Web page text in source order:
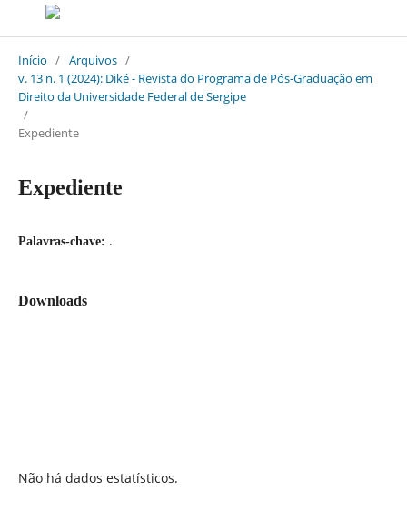
Início / Arquivos /
v. 13 n. 1 (2024): Diké - Revista do Programa de Pós-Graduação em
Direito da Universidade Federal de Sergipe
/
Expediente
Expediente
Palavras-chave: .
Downloads
Não há dados estatísticos.